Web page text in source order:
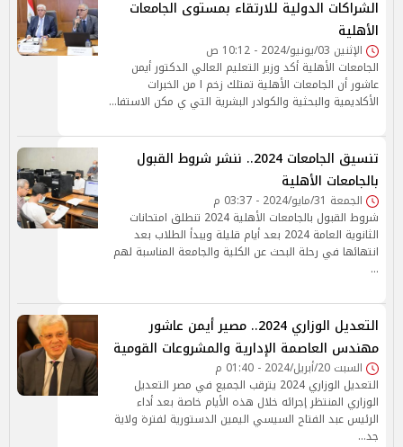
الشراكات الدولية للارتقاء بمستوى الجامعات
الأهلية
الإثنين 03/يونيو/2024 - 10:12 ص
الجامعات الأهلية أكد وزير التعليم العالي الدكتور أيمن
عاشور أن الجامعات الأهلية تمتلك زخم ا من الخبرات
الأكاديمية والبحثية والكوادر البشرية التي ي مكن الاستفا…
تنسيق الجامعات 2024.. ننشر شروط القبول
بالجامعات الأهلية
الجمعة 31/مايو/2024 - 03:37 م
شروط القبول بالجامعات الأهلية 2024 تنطلق امتحانات
الثانوية العامة 2024 بعد أيام قليلة ويبدأ الطلاب بعد
انتهائها في رحلة البحث عن الكلية والجامعة المناسبة لهم
…
التعديل الوزاري 2024.. مصير أيمن عاشور
مهندس العاصمة الإدارية والمشروعات القومية
السبت 20/أبريل/2024 - 01:40 م
التعديل الوزاري 2024 يترقب الجميع في مصر التعديل
الوزاري المنتظر إجرائه خلال هذه الأيام خاصة بعد أداء
الرئيس عبد الفتاح السيسي اليمين الدستورية لفترة ولاية
جد…